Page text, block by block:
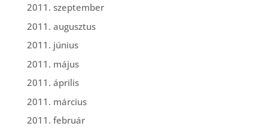
2011. szeptember
2011. augusztus
2011. június
2011. május
2011. április
2011. március
2011. február